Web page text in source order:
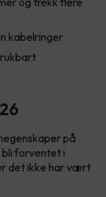
kabelringer
på
bli forventet i
det ikke har vært